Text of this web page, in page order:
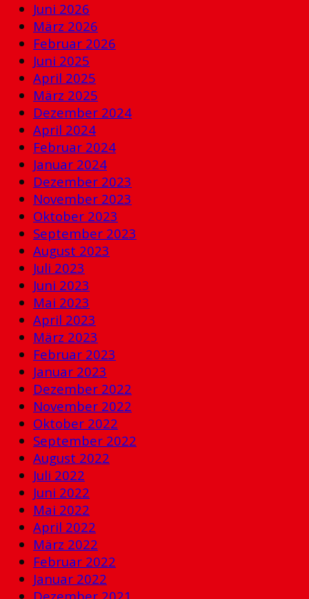
Juni 2026
März 2026
Februar 2026
Juni 2025
April 2025
März 2025
Dezember 2024
April 2024
Februar 2024
Januar 2024
Dezember 2023
November 2023
Oktober 2023
September 2023
August 2023
Juli 2023
Juni 2023
Mai 2023
April 2023
März 2023
Februar 2023
Januar 2023
Dezember 2022
November 2022
Oktober 2022
September 2022
August 2022
Juli 2022
Juni 2022
Mai 2022
April 2022
März 2022
Februar 2022
Januar 2022